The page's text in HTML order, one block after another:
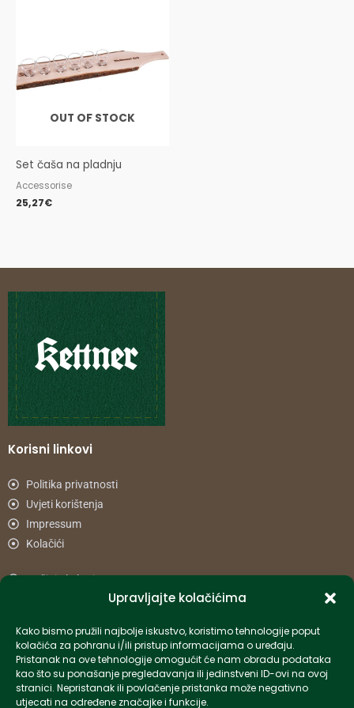
Upravljajte kolačićima
Kako bismo pružili najbolje iskustvo, koristimo tehnologije poput
kolačića za pohranu i/ili pristup informacijama o uređaju.
Pristanak na ove tehnologije omogućit će nam obradu podataka
kao što su ponašanje pregledavanja ili jedinstveni ID-ovi na ovoj
stranici. Nepristanak ili povlačenje pristanka može negativno
utjecati na određene značajke i funkcije.
OUT OF STOCK
Set čaša na pladnju
Accessorise
25,27€
Korisni linkovi
Politika privatnosti
Uvjeti korištenja
Impressum
Kolačići
Načini plaćanja
Informacije
info-hr@kettner.com